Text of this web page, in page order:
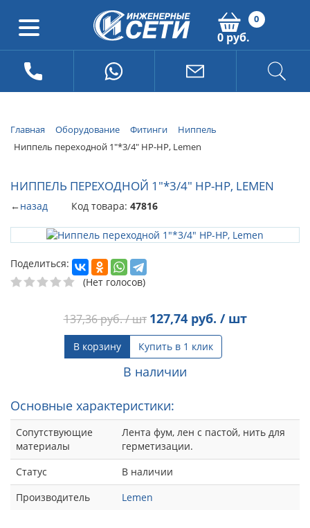
0
0 руб.
Главная Оборудование Фитинги
Ниппель
Ниппель переходной 1"*3/4" НР-НР, Lemen
НИППЕЛЬ ПЕРЕХОДНОЙ 1"*3/4" НР-НР, LEMEN
←назад Код товара: 47816
Поделиться:
(Нет голосов)
137,36руб. / шт 127,74руб. / шт
В корзину Купить в 1 клик
В наличии
Основные характеристики:
Сопутствующие
материалы
Лента фум, лен с пастой, нить для
герметизации.
Статус
В наличии
Производитель
Lemen